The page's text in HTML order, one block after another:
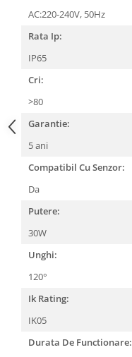
AC:220-240V, 50Hz
Rata Ip:
IP65
Cri:
>80
Garantie:
5 ani
Compatibil Cu Senzor:
Da
Putere:
30W
Unghi:
120°
Ik Rating:
IK05
Durata De Functionare: